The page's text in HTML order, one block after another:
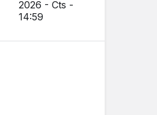
2026 - Cts -
14:59